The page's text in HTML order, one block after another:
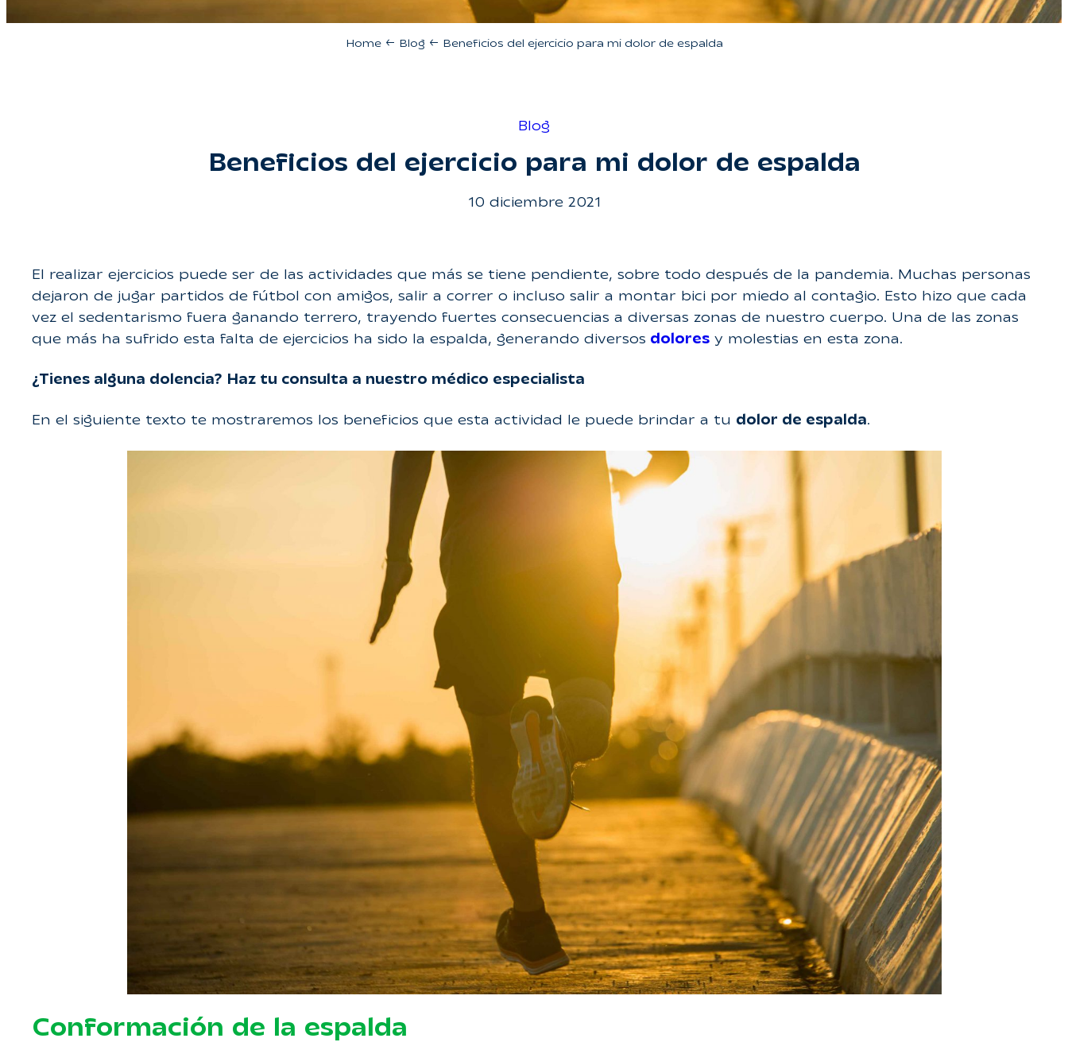
Home← Blog ← Beneficios del ejercicio para mi dolor de espalda
Blog
Beneficios del ejercicio para mi dolor de espalda
10 diciembre 2021
El realizar ejercicios puede ser de las actividades que más se tiene pendiente, sobre todo después de la pandemia. Muchas personas
dejaron de jugar partidos de fútbol con amigos, salir a correr o incluso salir a montar bici por miedo al contagio. Esto hizo que cada
vez el sedentarismo fuera ganando terrero, trayendo fuertes consecuencias a diversas zonas de nuestro cuerpo. Una de las zonas
que más ha sufrido esta falta de ejercicios ha sido la espalda, generando diversos dolores y molestias en esta zona.
¿Tienes alguna dolencia? Haz tu consulta a nuestro médico especialista
En el siguiente texto te mostraremos los beneficios que esta actividad le puede brindar a tu dolor de espalda.
Conformación de la espalda